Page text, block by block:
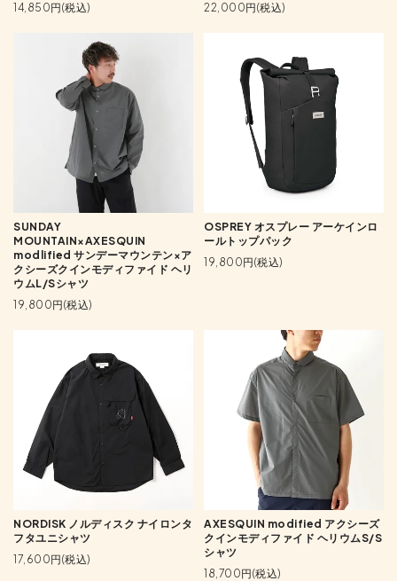
14,850円(税込)
22,000円(税込)
SUNDAY
MOUNTAIN×AXESQUIN
modlified サンデーマウンテン×ア
クシーズクインモディファイド ヘリ
ウムL/Sシャツ
19,800円(税込)
OSPREY オスプレー アーケインロ
ールトップパック
19,800円(税込)
NORDISK ノルディスク ナイロンタ
フタユニシャツ
17,600円(税込)
AXESQUIN modified アクシーズ
クインモディファイド ヘリウムS/S
シャツ
18,700円(税込)